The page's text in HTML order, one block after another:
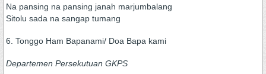
Na pansing na pansing janah marjumbalang
Sitolu sada na sangap tumang
6. Tonggo Ham Bapanami/ Doa Bapa kami
Departemen Persekutuan GKPS